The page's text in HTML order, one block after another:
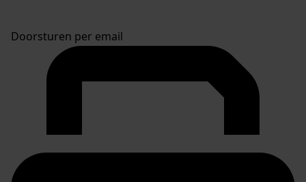
Doorsturen per email